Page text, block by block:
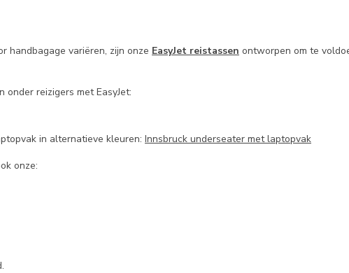
handbagage variëren, zijn onze EasyJet reistassen ontworpen om te
reizigers met EasyJet:
in alternatieve kleuren: Innsbruck underseater met laptopvak
onze: